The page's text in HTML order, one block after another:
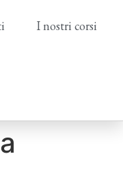
I nostri corsi